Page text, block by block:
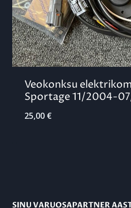
Veokonksu
Sportage 11/2004-
25,00 €
SINU VARUOSAPARTNER